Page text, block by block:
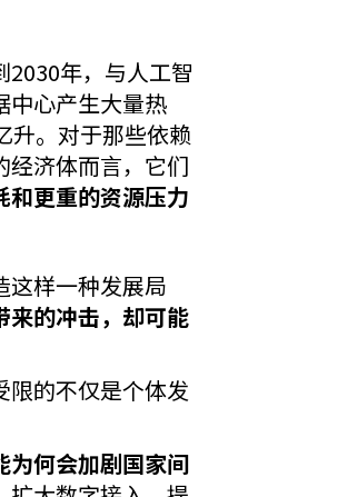
2030年，与人工智
中心产生大量热
升。对于那些依赖
济体而言，它们
和更重的资源压力
这样一种发展局
来的冲击，却可能
限的不仅是个体发
为何会加剧国家间